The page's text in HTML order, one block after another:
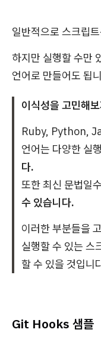
일반적으로 스크립
하지만 실행할 수만
언어로 만들어도 됩
이식성을 고민해
Ruby, Python,
언어는 다양한 실
다.
또한 최신 문법일
수 있습니다.
이러한 부분들을
실행할 수 있는 스
할 수 있을 것입니
Git Hooks 샘플